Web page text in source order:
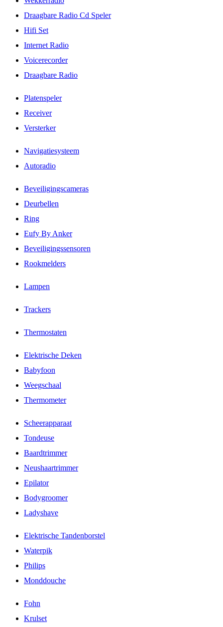
Draagbare Radio Cd Speler
Hifi Set
Internet Radio
Voicerecorder
Draagbare Radio
Platenspeler
Receiver
Versterker
Navigatiesysteem
Autoradio
Beveiligingscameras
Deurbellen
Ring
Eufy By Anker
Beveiligingssensoren
Rookmelders
Lampen
Trackers
Thermostaten
Elektrische Deken
Babyfoon
Weegschaal
Thermometer
Scheerapparaat
Tondeuse
Baardtrimmer
Neushaartrimmer
Epilator
Bodygroomer
Ladyshave
Elektrische Tandenborstel
Waterpik
Philips
Monddouche
Fohn
Krulset